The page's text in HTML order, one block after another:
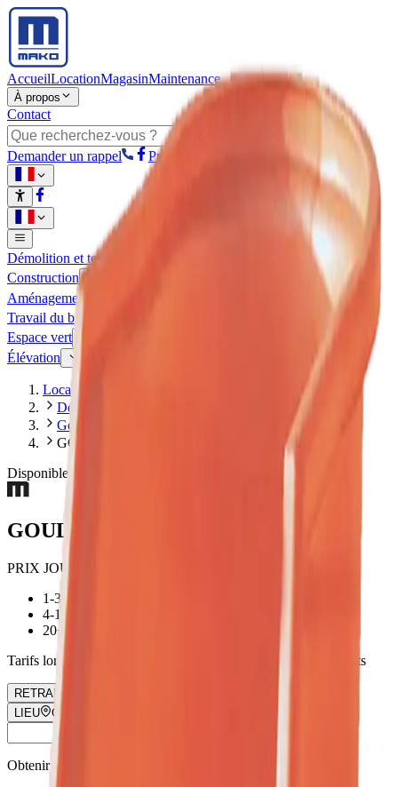
AccueilLocationMagasinMaintenance
À propos
Contact
Demander un rappel Promotions
Démolition et terrassement
Construction
Aménagement
Travail du bois
Espace vert
Élévation
Location
Démolition et terrassement
Goulottes à gravats
GOULOTTES
Disponible
GOULOTTES
PRIX JOURNALIER :
1-3 jours
4-19 jours
20+ jours
Tarifs longue durée estimés. Contactez-nous pour les prix exacts
RETRAIT
LIEU
Choisir un lieu
Obtenir un devis exact